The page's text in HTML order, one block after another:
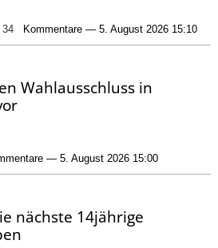
34 Kommentare — 5. August 2026 15:10
Wahlausschluss in
— 5. August 2026 15:00
nächste 14jährige